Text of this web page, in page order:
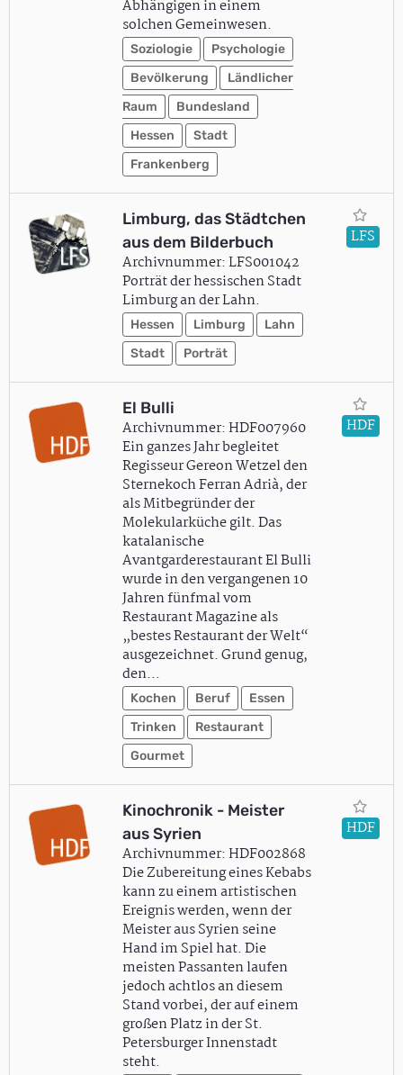
Abhängigen in einem
solchen Gemeinwesen.
Soziologie
Psychologie
Bevölkerung
Ländlicher
Raum
Bundesland
Hessen
Stadt
Frankenberg
Limburg, das Städtchen
aus dem Bilderbuch
Archivnummer: LFS001042
Porträt der hessischen Stadt
Limburg an der Lahn.
Hessen Limburg
Lahn
Stadt
Porträt
LFS
El Bulli
Archivnummer: HDF007960
Ein ganzes Jahr begleitet
Regisseur Gereon Wetzel den
Sternekoch Ferran Adrià, der
als Mitbegründer der
Molekularküche gilt. Das
katalanische
Avantgarderestaurant El Bulli
wurde in den vergangenen 10
Jahren fünfmal vom
Restaurant Magazine als
„bestes Restaurant der Welt“
ausgezeichnet. Grund genug,
den…
Kochen Beruf
Essen
Trinken
Restaurant
Gourmet
HDF
Kinochronik - Meister
aus Syrien
Archivnummer: HDF002868
Die Zubereitung eines Kebabs
kann zu einem artistischen
Ereignis werden, wenn der
Meister aus Syrien seine
Hand im Spiel hat. Die
meisten Passanten laufen
jedoch achtlos an diesem
Stand vorbei, der auf einem
großen Platz in der St.
Petersburger Innenstadt
steht.
HDF